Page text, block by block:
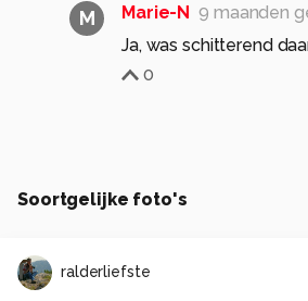
M Marie-N 9 maanden
Ja, was schitterend
0
Soortgelijke foto's
ralderliefste